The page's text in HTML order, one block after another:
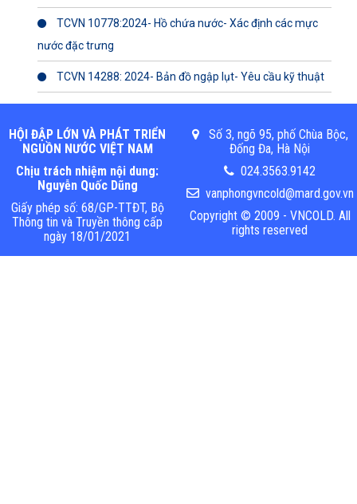
TCVN 10778:2024- Hồ chứa nước- Xác định các mực
nước đặc trưng
TCVN 14288: 2024- Bản đồ ngập lụt- Yêu cầu kỹ thuật
HỘI ĐẬP LỚN VÀ PHÁT TRIỂN
NGUỒN NƯỚC VIỆT NAM
Chịu trách nhiệm nội dung:
Nguyễn Quốc Dũng
Giấy phép số: 68/GP-TTĐT, Bộ
Thông tin và Truyền thông cấp
ngày 18/01/2021
Số 3, ngõ 95, phố Chùa Bộc,
Đống Đa, Hà Nội
024.3563.9142
vanphongvncold@mard.gov.vn
Copyright © 2009 - VNCOLD. All
rights reserved